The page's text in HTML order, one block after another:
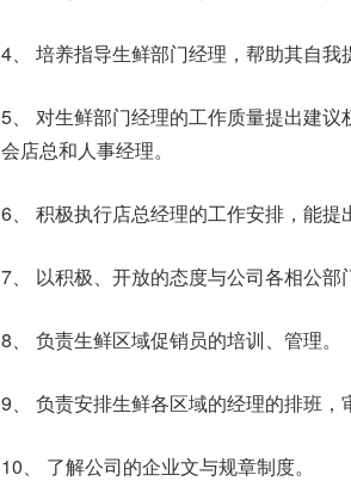
4、 培养指导生鲜部门经理，帮助其自我
5、 对生鲜部门经理的工作质量提出建
会店总和人事经理。
6、 积极执行店总经理的工作安排，能提
7、 以积极、开放的态度与公司各相公部
8、 负责生鲜区域促销员的培训、管理。
9、 负责安排生鲜各区域的经理的排班，
10、 了解公司的企业文与规章制度。